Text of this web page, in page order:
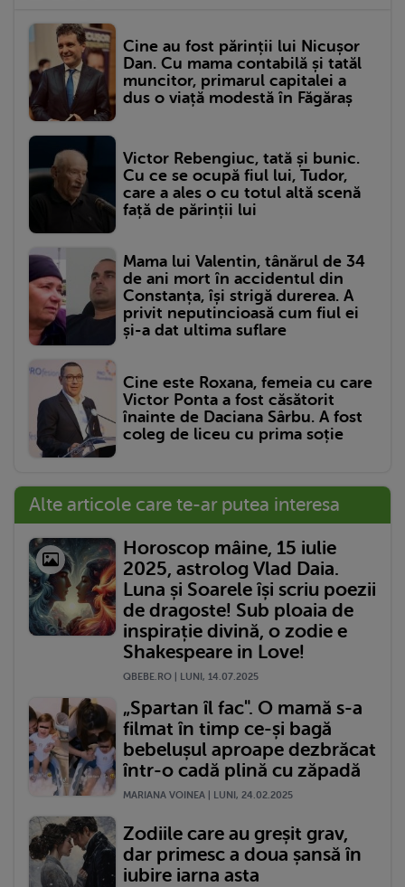
Cine au fost părinții lui Nicușor
Dan. Cu mama contabilă și tatăl
muncitor, primarul capitalei a
dus o viață modestă în Făgăraș
Victor Rebengiuc, tată și bunic.
Cu ce se ocupă fiul lui, Tudor,
care a ales o cu totul altă scenă
față de părinții lui
Mama lui Valentin, tânărul de 34
de ani mort în accidentul din
Constanța, își strigă durerea. A
privit neputincioasă cum fiul ei
și-a dat ultima suflare
Cine este Roxana, femeia cu care
Victor Ponta a fost căsătorit
înainte de Daciana Sârbu. A fost
coleg de liceu cu prima soție
Alte articole care te-ar putea interesa
Horoscop mâine, 15 iulie
2025, astrolog Vlad Daia.
Luna și Soarele își scriu poezii
de dragoste! Sub ploaia de
inspirație divină, o zodie e
Shakespeare in Love!
QBEBE.RO | LUNI, 14.07.2025
„Spartan îl fac". O mamă s-a
filmat în timp ce-și bagă
bebelușul aproape dezbrăcat
într-o cadă plină cu zăpadă
MARIANA VOINEA | LUNI, 24.02.2025
Zodiile care au greșit grav,
dar primesc a doua șansă în
iubire iarna asta